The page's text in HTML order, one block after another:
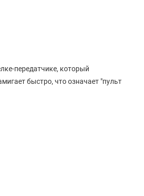
передатчике, который
быстро, что означает "пульт